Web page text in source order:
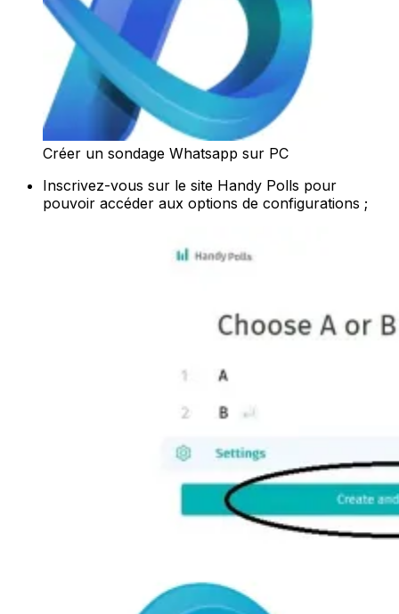
Créer un sondage Whatsapp sur PC
Inscrivez-vous sur le site Handy Polls pour
pouvoir accéder aux options de configurations ;